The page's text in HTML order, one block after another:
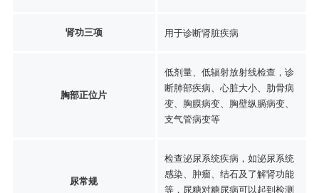
肾功三项 用于诊断肾脏疾病
胸部正位片
低剂量、低辐射放射线检查，诊
断肺部疾病、心脏大小、肋骨病
变、胸膜病变、胸壁纵膈病变、
支气管病变等
尿常规
检查泌尿系统疾病，如泌尿系统
感染、肿瘤、结石及了解肾功能
等，尿糖对糖尿病可以起到检测